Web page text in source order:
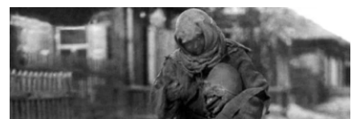
ТОҶИКӢ
TÜRKMENÇE
Все сайты РСЕ/РС